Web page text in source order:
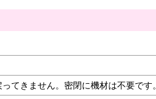
てきません。密閉に機材は不要です。